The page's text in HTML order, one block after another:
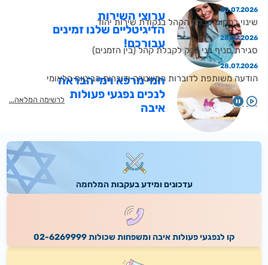
ערוצי השירות
הדיגיטליים שלנו זמינים
עבורכם!
חמי מרפא וימי הבראה
לנכים נפגעי פעולות
איבה
30.07.2026
שינוי במקום קבלת הקהל בנקודת שירות יהוד
28.07.2026
סגירת סניף בני ברק לקבלת קהל (בין הזמנים)
28.07.2026
הודעה משותפת לדוברות המשטרה ודוברות הביטוח הלאומי
26.07.2026
הודעה לעיתונות: הביטוח הלאומי פנה לכ-2700 נפגעי פעולות איבה בבקשה להחזרים כספיים בגין רכישת כרטיסי טיסה, סמארטפונים, בידוריות וכיוב׳ בכסף שיועד לטיפולים אלטרנטיביים - בסכום של כ-15 מיליון ש״ח
09.07.2026
שדרוג מערכות ותשתיות אתר הביטוח הלאומי
הצטרפו אלינו לשינוי שם קצבת 'ילד נכה' בחקיקה
לרשימה המלאה
עדכונים ומידע בעקבות המלחמה
קו לנפגעי פעולות איבה ומשפחות שכולות 02-6269999